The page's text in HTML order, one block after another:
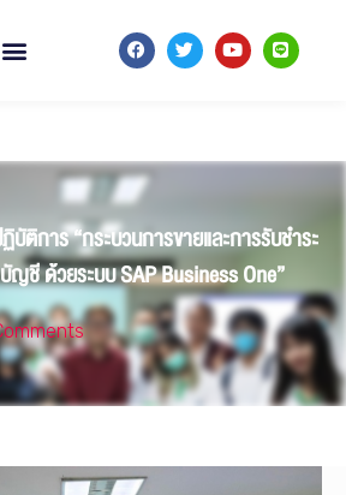
ติการ “กระบวนการขายและการรับชำระ
ญชี ด้วยระบบ SAP Business One”